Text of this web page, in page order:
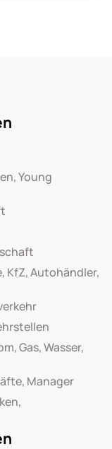
Young
KfZ, Autohändler,
Gas, Wasser,
Manager